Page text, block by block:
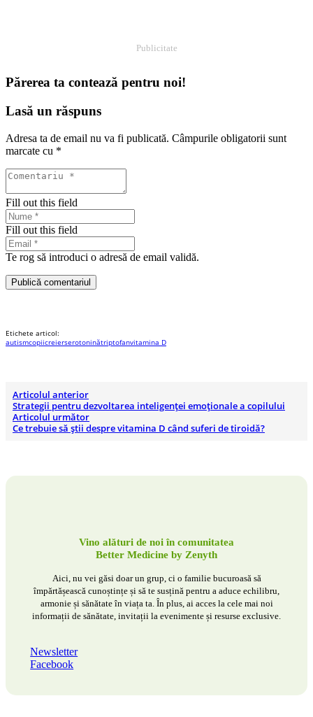
Publicitate
Părerea ta contează pentru noi!
Lasă un răspuns
Adresa ta de email nu va fi publicată. Câmpurile obligatorii sunt
marcate cu *
Fill out this field
Fill out this field
Te rog să introduci o adresă de email validă.
Publică comentariul
Etichete articol:
autismcopiicreierserotoninătriptofanvitamina D
Articolul anterior
Strategii pentru dezvoltarea inteligenței emoționale a copilului
Articolul următor
Ce trebuie să știi despre vitamina D când suferi de tiroidă?
Vino alături de noi în comunitatea
Better Medicine by Zenyth
Aici, nu vei găsi doar un grup, ci o familie bucuroasă să
împărtășească cunoștințe și să te susțină pentru a aduce echilibru,
armonie și sănătate în viața ta. În plus, ai acces la cele mai noi
informații de sănătate, invitații la evenimente și resurse exclusive.
Newsletter
Facebook